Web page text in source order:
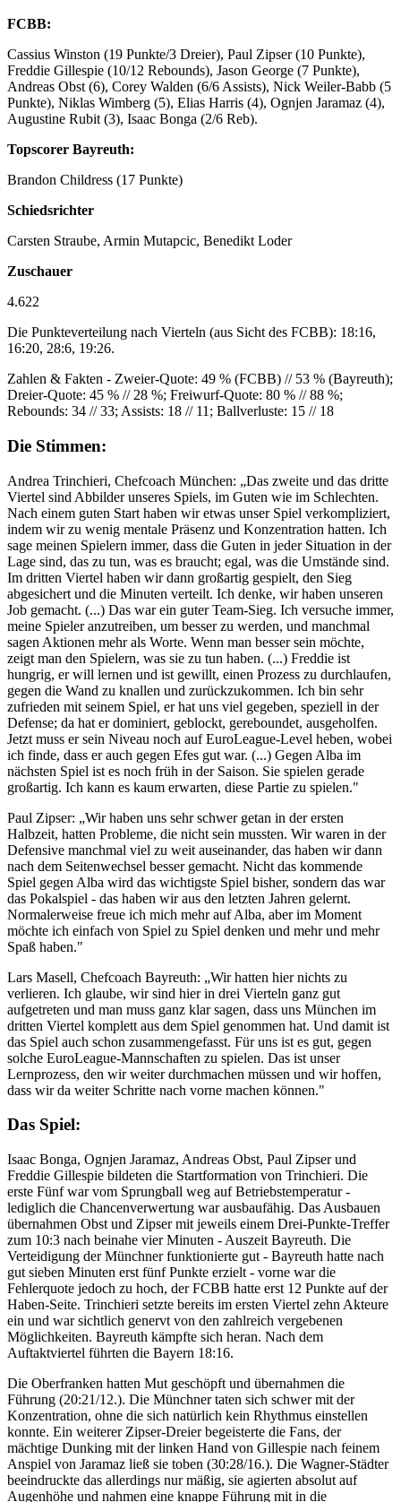
FCBB:
Cassius Winston (19 Punkte/3 Dreier), Paul Zipser (10 Punkte),
Freddie Gillespie (10/12 Rebounds), Jason George (7 Punkte),
Andreas Obst (6), Corey Walden (6/6 Assists), Nick Weiler-Babb (5
Punkte), Niklas Wimberg (5), Elias Harris (4), Ognjen Jaramaz (4),
Augustine Rubit (3), Isaac Bonga (2/6 Reb).
Topscorer Bayreuth:
Brandon Childress (17 Punkte)
Schiedsrichter
Carsten Straube, Armin Mutapcic, Benedikt Loder
Zuschauer
4.622
Die Punkteverteilung nach Vierteln (aus Sicht des FCBB): 18:16,
16:20, 28:6, 19:26.
Zahlen & Fakten - Zweier-Quote: 49 % (FCBB) // 53 % (Bayreuth);
Dreier-Quote: 45 % // 28 %; Freiwurf-Quote: 80 % // 88 %;
Rebounds: 34 // 33; Assists: 18 // 11; Ballverluste: 15 // 18
Die Stimmen:
Andrea Trinchieri, Chefcoach München: „Das zweite und das dritte
Viertel sind Abbilder unseres Spiels, im Guten wie im Schlechten.
Nach einem guten Start haben wir etwas unser Spiel verkompliziert,
indem wir zu wenig mentale Präsenz und Konzentration hatten. Ich
sage meinen Spielern immer, dass die Guten in jeder Situation in der
Lage sind, das zu tun, was es braucht; egal, was die Umstände sind.
Im dritten Viertel haben wir dann großartig gespielt, den Sieg
abgesichert und die Minuten verteilt. Ich denke, wir haben unseren
Job gemacht. (...) Das war ein guter Team-Sieg. Ich versuche immer,
meine Spieler anzutreiben, um besser zu werden, und manchmal
sagen Aktionen mehr als Worte. Wenn man besser sein möchte,
zeigt man den Spielern, was sie zu tun haben. (...) Freddie ist
hungrig, er will lernen und ist gewillt, einen Prozess zu durchlaufen,
gegen die Wand zu knallen und zurückzukommen. Ich bin sehr
zufrieden mit seinem Spiel, er hat uns viel gegeben, speziell in der
Defense; da hat er dominiert, geblockt, gereboundet, ausgeholfen.
Jetzt muss er sein Niveau noch auf EuroLeague-Level heben, wobei
ich finde, dass er auch gegen Efes gut war. (...) Gegen Alba im
nächsten Spiel ist es noch früh in der Saison. Sie spielen gerade
großartig. Ich kann es kaum erwarten, diese Partie zu spielen."
Paul Zipser: „Wir haben uns sehr schwer getan in der ersten
Halbzeit, hatten Probleme, die nicht sein mussten. Wir waren in der
Defensive manchmal viel zu weit auseinander, das haben wir dann
nach dem Seitenwechsel besser gemacht. Nicht das kommende
Spiel gegen Alba wird das wichtigste Spiel bisher, sondern das war
das Pokalspiel - das haben wir aus den letzten Jahren gelernt.
Normalerweise freue ich mich mehr auf Alba, aber im Moment
möchte ich einfach von Spiel zu Spiel denken und mehr und mehr
Spaß haben."
Lars Masell, Chefcoach Bayreuth: „Wir hatten hier nichts zu
verlieren. Ich glaube, wir sind hier in drei Vierteln ganz gut
aufgetreten und man muss ganz klar sagen, dass uns München im
dritten Viertel komplett aus dem Spiel genommen hat. Und damit ist
das Spiel auch schon zusammengefasst. Für uns ist es gut, gegen
solche EuroLeague-Mannschaften zu spielen. Das ist unser
Lernprozess, den wir weiter durchmachen müssen und wir hoffen,
dass wir da weiter Schritte nach vorne machen können."
Das Spiel:
Isaac Bonga, Ognjen Jaramaz, Andreas Obst, Paul Zipser und
Freddie Gillespie bildeten die Startformation von Trinchieri. Die
erste Fünf war vom Sprungball weg auf Betriebstemperatur -
lediglich die Chancenverwertung war ausbaufähig. Das Ausbauen
übernahmen Obst und Zipser mit jeweils einem Drei-Punkte-Treffer
zum 10:3 nach beinahe vier Minuten - Auszeit Bayreuth. Die
Verteidigung der Münchner funktionierte gut - Bayreuth hatte nach
gut sieben Minuten erst fünf Punkte erzielt - vorne war die
Fehlerquote jedoch zu hoch, der FCBB hatte erst 12 Punkte auf der
Haben-Seite. Trinchieri setzte bereits im ersten Viertel zehn Akteure
ein und war sichtlich genervt von den zahlreich vergebenen
Möglichkeiten. Bayreuth kämpfte sich heran. Nach dem
Auftaktviertel führten die Bayern 18:16.
Die Oberfranken hatten Mut geschöpft und übernahmen die
Führung (20:21/12.). Die Münchner taten sich schwer mit der
Konzentration, ohne die sich natürlich kein Rhythmus einstellen
konnte. Ein weiterer Zipser-Dreier begeisterte die Fans, der
mächtige Dunking mit der linken Hand von Gillespie nach feinem
Anspiel von Jaramaz ließ sie toben (30:28/16.). Die Wagner-Städter
beeindruckte das allerdings nur mäßig, sie agierten absolut auf
Augenhöhe und nahmen eine knappe Führung mit in die